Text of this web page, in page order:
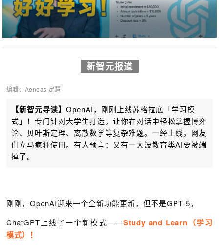
新智元报道
编辑：Aeneas 定慧
【新智元导读】 OpenAI，刚刚上线苏格拉底「学习模
式」！专门针对大学生打造，让你在对话中轻松掌握博弈
论、贝叶斯定理、离散数学等复杂难题。一经上线，网友
们立马疯狂使用。有人预言：又有一大波教育类AI要被端
掉了。
刚刚，OpenAI迎来一个全新功能更新，但不是GPT-5。
ChatGPT上线了一个新模式——Study and Learn（学习
模式）！